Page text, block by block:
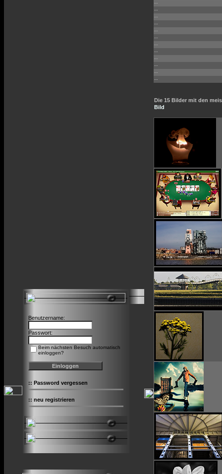
Benutzername:
Passwort:
Beim nächsten Besuch automatisch
einloggen?
:: Password vergessen
:: neu registrieren
--
--
--
--
--
--
--
--
--
--
--
--
Die 15 Bilder mit den
Bild